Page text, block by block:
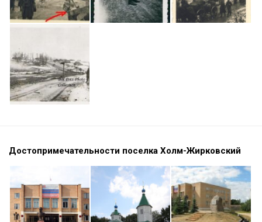
Достопримечательности поселка Холм-Жирковский